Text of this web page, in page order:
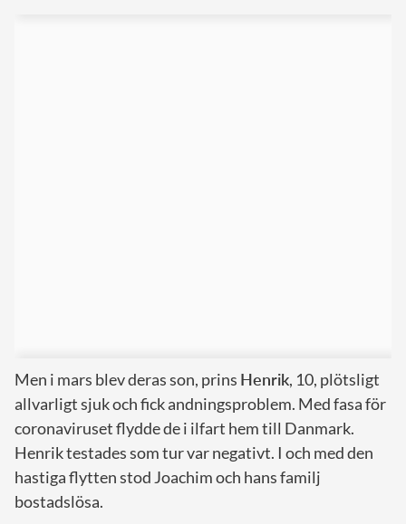
Men i mars blev deras son, prins Henrik, 10, plötsligt
allvarligt sjuk och fick andningsproblem. Med fasa för
coronaviruset flydde de i ilfart hem till Danmark.
Henrik testades som tur var negativt. I och med den
hastiga flytten stod Joachim och hans familj
bostadslösa.